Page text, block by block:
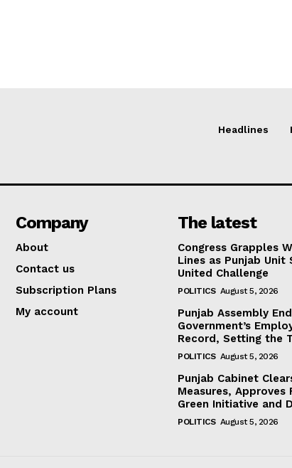
Headlines
Company
About
Contact us
Subscription Plans
My account
The latest
Congress Grapples
Lines as Punjab
United Challenge
POLITICS August 5, 2026
Punjab Assembly
Government’s
Record, Setting the
POLITICS August 5, 2026
Punjab Cabinet
Measures, Approves
Green Initiative and
POLITICS August 5, 2026